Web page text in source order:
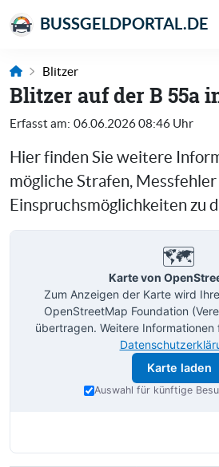
BUSSGELDPORTAL.DE
Blitzer
Blitzer auf der B 55a
Erfasst am: 06.06.2026 08:46 Uhr
Hier finden Sie weitere
mögliche Strafen, Messfehler
Einspruchsmöglichkeiten zu
🗺️
Karte von
Zum Anzeigen der Karte wird
OpenStreetMap Foundation
übertragen. Weitere Informationen
Karte laden
Auswahl für künftige